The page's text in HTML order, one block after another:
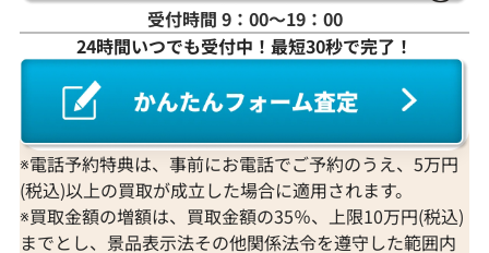
Pt･Pm900 ルビー・ダイヤモンド ネック
レス/ペンダントトップ 2.67・0.78ct
参考買取価格
213,000円
2026年4月10日時点
Pt850/Pt900 ル
クレス/ペンダ
参考買取価格
2026年4月10日
受付時間 9：00〜19：00
24時間いつでも受付中！最短30秒で完了！
※電話予約特典は、事前にお電話でご予約のうえ、5万円
(税込)以上の買取が成立した場合に適用されます。
※買取金額の増額は、買取金額の35％、上限10万円(税込)
までとし、景品表示法その他関係法令を遵守した範囲内